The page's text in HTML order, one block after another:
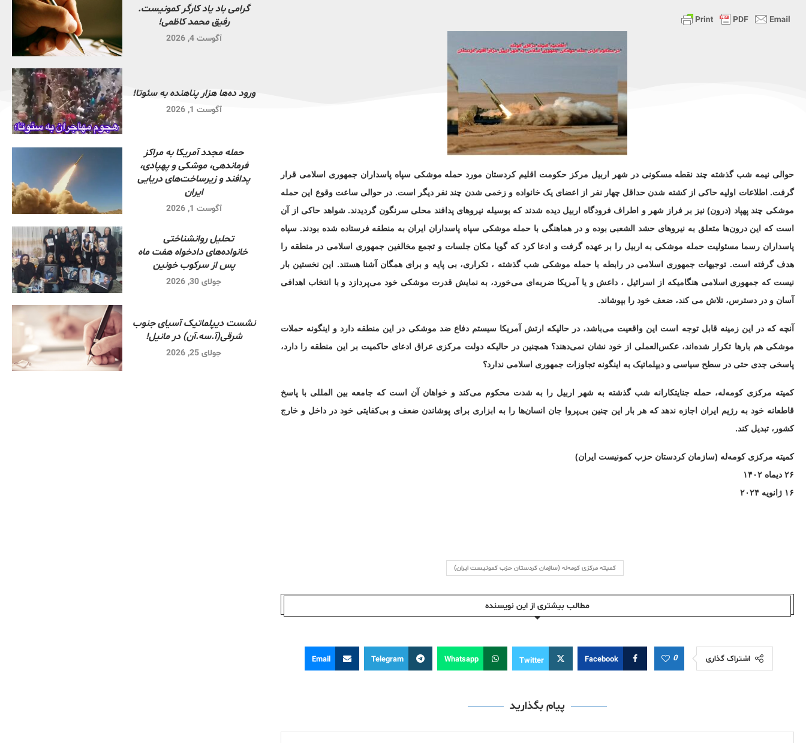
حوالی نیمه شب گذشته چند نقطه مسکونی در شهر اربیل مرکز حکومت اقلیم کردستان مورد حمله موشکی سپاه پاسداران جمهوری اسلامی قرار
گرفت. اطلاعات اولیه حاکی از کشته شدن حداقل چهار نفر از اعضای یک خانواده و زخمی شدن چند نفر دیگر است. در حوالی ساعت وقوع این حمله
موشکی چند پھپاد (درون) نیز بر فراز شهر و اطراف فرودگاه اربیل دیده شدند که بوسیله نیروهای پدافند محلی سرنگون گردیدند. شواهد حاکی از آن
است که این درون‌ها متعلق به نیروهای حشد الشعبی بوده و در هماهنگی با حمله موشکی سپاە پاسداران ایران به منطقه فرستاده شده بودند. سپاه
پاسداران رسما مسئولیت حمله موشکی به اربیل را بر عهده گرفت و ادعا کرد که گویا مکان جلسات و تجمع مخالفین جمهوری اسلامی در منطقه را
هدف گرفته است. توجیهات جمهوری اسلامی در رابطه با حمله موشکی شب گذشته ، تکراری، بی پایه و برای همگان آشنا هستند. این نخستین بار
نیست که جمهوری اسلامی هنگامیکه از اسرائیل ، داعش و یا آمریکا ضربه‌ای می‌خورد، به نمایش قدرت موشکی خود می‌پردازد و با انتخاب اهدافی
آسان و در دسترس، تلاش می کند، ضعف خود را بپوشاند.
آنچه که در این زمینه قابل توجه است این واقعیت می‌باشد، در حالیکه ارتش آمریکا سیستم دفاع ضد موشکی در این منطقه دارد و اینگونه حملات
موشکی هم بارها تکرار شده‌اند، عکس‌العملی از خود نشان نمی‌دهند؟ همچنین در حالیکه دولت مرکزی عراق ادعای حاکمیت بر این منطقه را دارد،
پاسخی جدی حتی در سطح سیاسی و دیپلماتیک به اینگونه تجاوزات جمهوری اسلامی ندارد؟
کمیته مرکزی کومه‌له، حمله جنایتکارانه شب گذشته به شهر اربیل را به شدت محکوم می‌کند و خواهان آن است که جامعه بین المللی با پاسخ
قاطعانه خود به رژیم ایران اجازه ندهد که هر بار این چنین بی‌پروا جان انسان‌ها را به ابزاری برای پوشاندن ضعف و بی‌کفایتی خود در داخل و خارج
کشور، تبدیل کند.
کمیته مرکزی کومه‌له (سازمان کردستان حزب کمونیست ایران)
٢۶ دیماه ۱۴۰۲
کمیته مرکزی کومه‌له (سازمان کردستان حزب کمونیست ایران)
مطالب بیشتری از این نویسندە
اشتراک گذاری 0
Facebook
Twitter
Whatsapp
Telegram
Email
پیام بگذارید
گرامی باد یاد کارگر کمونیست.
رفیق محمد کاظمی!
آگوست 4, 2026
ورود ده‌ها هزار پناهنده به سئوتا!
آگوست 1, 2026
حمله مجدد آمریکا به مراکز
فرماندهی، موشکی و پهپادی،
پدافند و زیرساخت‌های دریایی
ایران
آگوست 1, 2026
تحلیل روانشناختی
خانواده‌های دادخواه هفت ماه
پس از سرکوب خونین
جولای 30, 2026
نشست دیپلماتیک آسیای جنوب
شرقی‌(آ.سه.آن) در مانیل!
جولای 25, 2026